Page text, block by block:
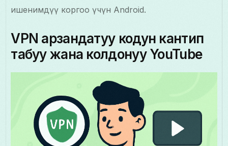
ишенимдүү коргоо үчүн Android.
VPN арзандатуу кодун кантип
табуу жана колдонуу YouTube